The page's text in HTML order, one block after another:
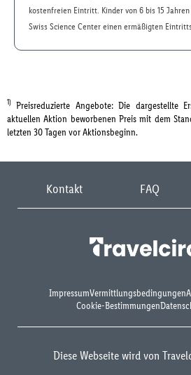
kostenfreien Eintritt. Kinder von 6 bis 15
Swiss Science Center einen ermäßigten
1) Preisreduzierte Angebote: Die dargestellte
aktuellen Aktion beworbenen Preis mit dem
letzten 30 Tagen vor Aktionsbeginn.
Kontakt FAQ
ImpressumVermittlungsbedingungen
Cookie-Bestimmungen
Diese Webseite wird von